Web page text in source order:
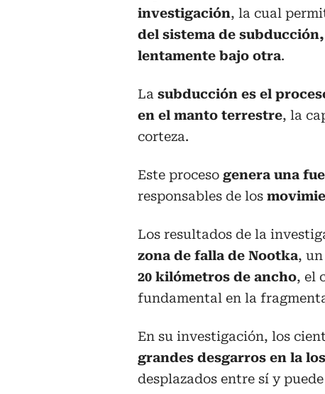
investigación, la cual
del sistema de
lentamente bajo otra.
La subducción es el
en el manto terrestre, la
corteza.
Este proceso genera una
responsables de los
Los resultados de la
zona de falla de Nootka, un
20 kilómetros de ancho, el
fundamental en la
En su investigación, los
grandes desgarros en la
desplazados entre sí y